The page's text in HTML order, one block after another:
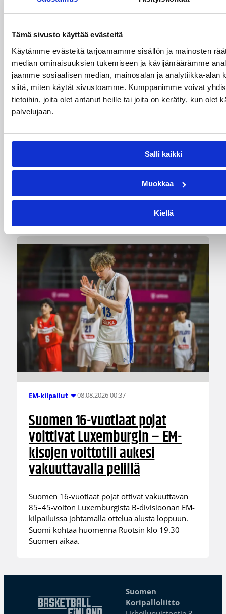
Tämä sivusto käyttää evästeitä
Käytämme evästeitä tarjoamamme sisällön ja mainosten
median ominaisuuksien tukemiseen ja kävijämäärämme
jaamme sosiaalisen median, mainosalan ja analytiikka-alan
siitä, miten käytät sivustoamme. Kumppanimme voivat
tietoihin, joita olet antanut heille tai joita on kerätty, kun olet
palvelujaan.
Salli kaikki
Muokkaa
Kiellä
EM-kilpailut 08.08.2026 22:50
Suomen 18-vuotiaat tytöt
taipui Ranskalle välierässä –
EM-pronssi pelissä
sunnuntaina
Suomen 18-vuotiaiden tyttöjen tie EM-kisojen
finaaliin katkesi lauantaina, kun Ranska oli
välierässä vahvempi lukemin 82–62.
EM-kilpailut 08.08.2026 00:37
Suomen 16-vuotiaat pojat
voittivat Luxemburgin – EM-
kisojen voittotili aukesi
vakuuttavalla pelillä
Suomen 16-vuotiaat pojat ottivat vakuuttavan
85–45-voiton Luxemburgista B-divisioonan EM-
kilpailuissa johtamalla ottelua alusta loppuun.
Suomi kohtaa huomenna Ruotsin klo 19.30
Suomen aikaa.
Suomen
Koripalloliitto